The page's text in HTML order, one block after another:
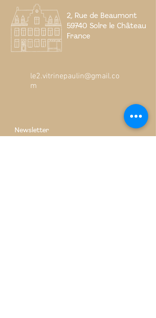
2, Rue de Beaumont
59740 Solre le Château
France
le2.vitrinepaulin@gmail.co
m
Newsletter